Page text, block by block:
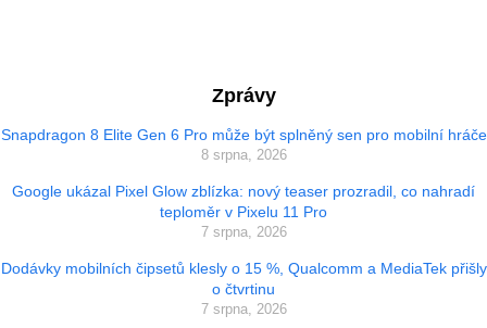
Zprávy
Snapdragon 8 Elite Gen 6 Pro může být splněný sen pro mobilní hráče
8 srpna, 2026
Google ukázal Pixel Glow zblízka: nový teaser prozradil, co nahradí
teploměr v Pixelu 11 Pro
7 srpna, 2026
Dodávky mobilních čipsetů klesly o 15 %, Qualcomm a MediaTek přišly
o čtvrtinu
7 srpna, 2026